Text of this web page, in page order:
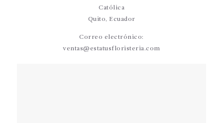
Católica
Quito, Ecuador
Correo electrónico:
ventas@estatusfloristeria.com